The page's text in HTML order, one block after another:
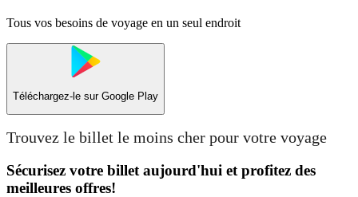
Tous vos besoins de voyage en un seul endroit
Téléchargez-le sur Google Play
Trouvez le billet le moins cher pour votre voyage
Sécurisez votre billet aujourd'hui et profitez des
meilleures offres!